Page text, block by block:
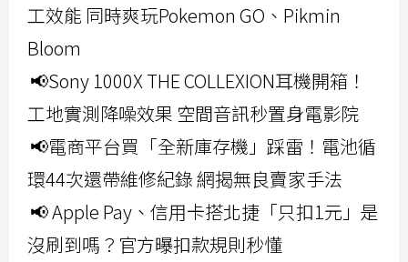
工效能 同時爽玩Pokemon GO、Pikmin
Bloom
📢Sony 1000X THE COLLEXION耳機開箱！
工地實測降噪效果 空間音訊秒置身電影院
📢電商平台買「全新庫存機」踩雷！電池循
環44次還帶維修紀錄 網揭無良賣家手法
📢 Apple Pay、信用卡搭北捷「只扣1元」是
沒刷到嗎？官方曝扣款規則秒懂